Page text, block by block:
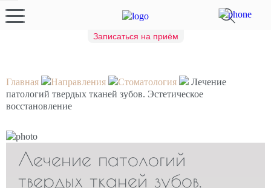
Записаться на приём
Главная Направления Стоматология
Лечение
патологий твердых тканей зубов. Эстетическое
восстановление
Лечение патологий
твердых тканей зубов.